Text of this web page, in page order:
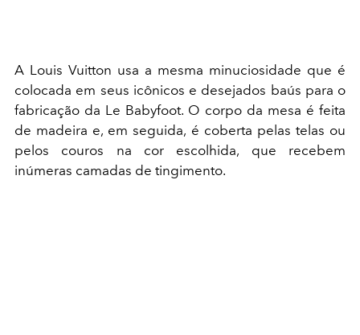
A Louis Vuitton usa a mesma minuciosidade que é
colocada em seus icônicos e desejados baús para o
fabricação da Le Babyfoot. O corpo da mesa é feita
de madeira e, em seguida, é coberta pelas telas ou
pelos couros na cor escolhida, que recebem
inúmeras camadas de tingimento.